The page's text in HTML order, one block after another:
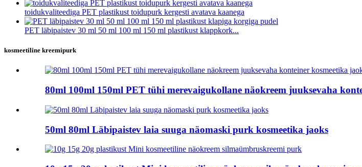
toidukvaliteediga PET plastikust toidupurk kergesti avatava kaanega
PET läbipaistev 30 ml 50 ml 100 ml 150 ml plastikust klappkork...
kosmeetiline kreemipurk
80ml 100ml 150ml PET tühi merevaigukollane näokreem juuksevaha
50ml 80ml Läbipaistev laia suuga näomaski purk kosmeetika jaoks